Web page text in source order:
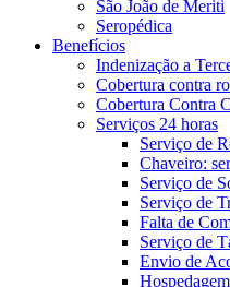
São João de Meriti
Seropédica
Benefícios
Indenização a
Cobertura contra
Cobertura Contra
Serviços 24 horas
Serviço de
Chaveiro:
Serviço de
Serviço de
Falta de
Serviço de
Envio de